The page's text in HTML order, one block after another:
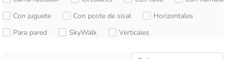
Con juguete
Con poste de sisal
Horizontales
Para pared
SkyWalk Verticales